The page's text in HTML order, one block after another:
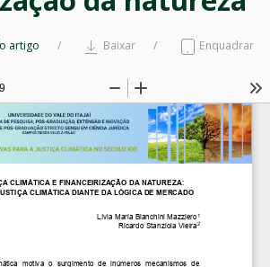
artigo Baixar Enquadrar